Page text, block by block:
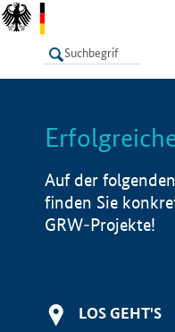
LISTE
Auf der
finden Sie
GRW-Projekte!
LOS GEHT'S